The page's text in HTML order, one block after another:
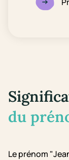
du
Le prénom